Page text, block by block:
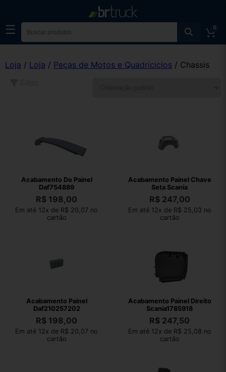
☰ 0
Loja / Loja / Peças de Motos e Quadriciclos / Chassis
Acabamento Do Painel
Daf754889
R$ 198,00
Em até 12x de R$ 20,07 no
cartão
Acabamento Painel Chave
Seta Scania
R$247,00
Em até 12x de R$ 25,03 no
cartão
Acabamento Painel
Daf210257202
R$ 198,00
Em até 12x de R$ 20,07 no
cartão
Acabamento Painel Direito
Scania1785918
R$ 247,50
Em até 12x de R$ 25,08 no
cartão